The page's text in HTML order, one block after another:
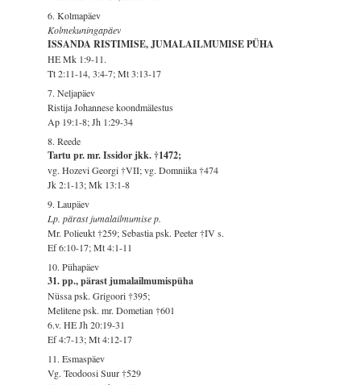
6. Kolmapäev
Kolmekuningapäev
ISSANDA RISTIMISE, JUMALAILMUMISE PÜHA
HE Mk 1:9-11.
Tt 2:11-14, 3:4-7; Mt 3:13-17
7. Neljapäev
Ristija Johannese koondmälestus
Ap 19:1-8; Jh 1:29-34
8. Reede
Tartu pr. mr. Issidor jkk. †1472;
vg. Hozevi Georgi †VII; vg. Domniika †474
Jk 2:1-13; Mk 13:1-8
9. Laupäev
Lp. pärast jumalailmumise p.
Mr. Polieukt †259; Sebastia psk. Peeter †IV s.
Ef 6:10-17; Mt 4:1-11
10. Pühapäev
31. pp., pärast jumalailmumispüha
Nüssa psk. Grigoori †395;
Melitene psk. mr. Dometian †601
6.v. HE Jh 20:19-31
Ef 4:7-13; Mt 4:12-17
11. Esmaspäev
Vg. Teodoosi Suur †529